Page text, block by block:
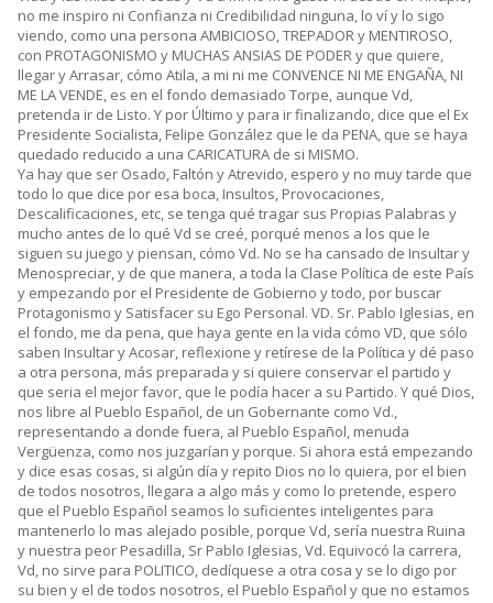
no me inspiro ni Confianza ni Credibilidad ninguna, lo ví y lo sigo
viendo, como una persona AMBICIOSO, TREPADOR y MENTIROSO,
con PROTAGONISMO y MUCHAS ANSIAS DE PODER y que quiere,
llegar y Arrasar, cómo Atila, a mi ni me CONVENCE NI ME ENGAÑA, NI
ME LA VENDE, es en el fondo demasiado Torpe, aunque Vd,
pretenda ir de Listo. Y por Último y para ir finalizando, dice que el Ex
Presidente Socialista, Felipe González que le da PENA, que se haya
quedado reducido a una CARICATURA de si MISMO.
Ya hay que ser Osado, Faltón y Atrevido, espero y no muy tarde que
todo lo que dice por esa boca, Insultos, Provocaciones,
Descalificaciones, etc, se tenga qué tragar sus Propias Palabras y
mucho antes de lo qué Vd se creé, porqué menos a los que le
siguen su juego y piensan, cómo Vd. No se ha cansado de Insultar y
Menospreciar, y de que manera, a toda la Clase Política de este País
y empezando por el Presidente de Gobierno y todo, por buscar
Protagonismo y Satisfacer su Ego Personal. VD. Sr. Pablo Iglesias, en
el fondo, me da pena, que haya gente en la vida cómo VD, que sólo
saben Insultar y Acosar, reflexione y retírese de la Política y dé paso
a otra persona, más preparada y si quiere conservar el partido y
que seria el mejor favor, que le podía hacer a su Partido. Y qué Dios,
nos libre al Pueblo Español, de un Gobernante como Vd.,
representando a donde fuera, al Pueblo Español, menuda
Vergüenza, como nos juzgarían y porque. Si ahora está empezando
y dice esas cosas, si algún día y repito Dios no lo quiera, por el bien
de todos nosotros, llegara a algo más y como lo pretende, espero
que el Pueblo Español seamos lo suficientes inteligentes para
mantenerlo lo mas alejado posible, porque Vd, sería nuestra Ruina
y nuestra peor Pesadilla, Sr Pablo Iglesias, Vd. Equivocó la carrera,
Vd, no sirve para POLITICO, dedíquese a otra cosa y se lo digo por
su bien y el de todos nosotros, el Pueblo Español y que no estamos